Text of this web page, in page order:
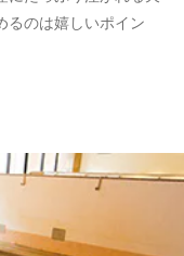
るのは嬉しいポイン